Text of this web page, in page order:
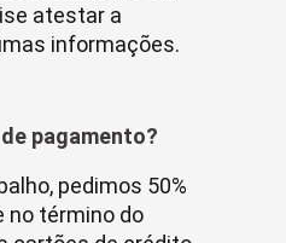
atestar a
informações.
pagamento?
pedimos 50%
no término do